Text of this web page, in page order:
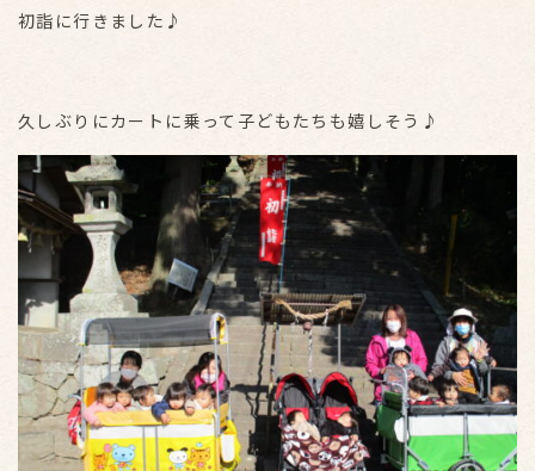
初詣に行きました♪
久しぶりにカートに乗って子どもたちも嬉しそう♪